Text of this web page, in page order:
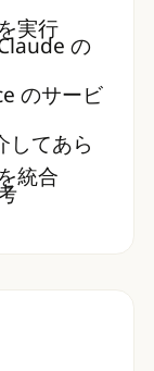
実行
の
のサービ
してあら
統合